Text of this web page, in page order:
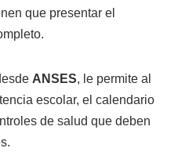
que presentar el
ANSES, le permite al
escolar, el calendario
de salud que deben